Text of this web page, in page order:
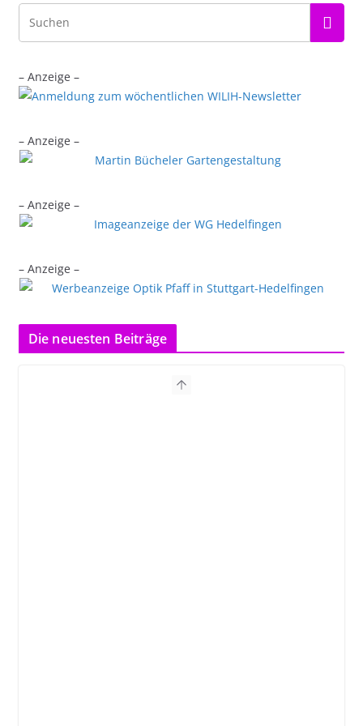
– Anzeige –
– Anzeige –
– Anzeige –
– Anzeige –
Die neuesten Beiträge